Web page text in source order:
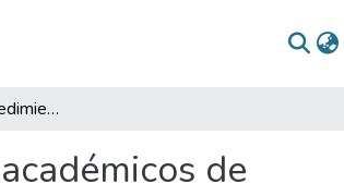
Generación del procedimiento para intercambios académicos de estudiantes en la ESAP
de